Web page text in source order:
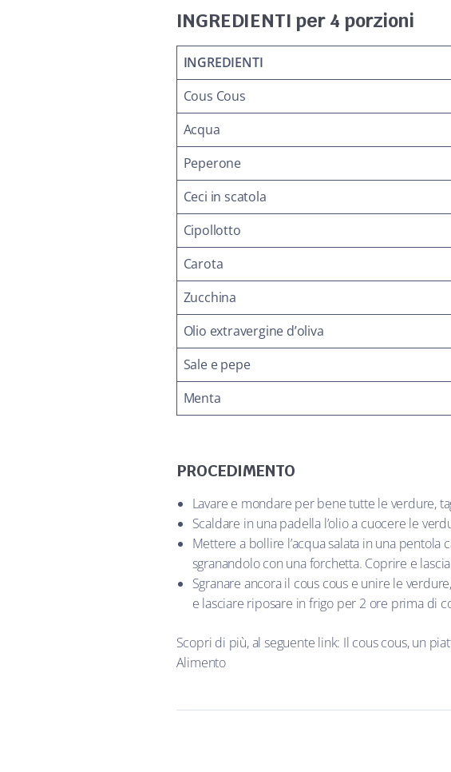
INGREDIENTI per 4 porzioni
INGREDIENTI
Cous Cous
Acqua
Peperone
Ceci in scatola
Cipollotto
Carota
Zucchina
Olio extravergine d’oliva
Sale e pepe
Menta
PROCEDIMENTO
Lavare e mondare per bene tutte le verdure,
Scaldare in una padella l’olio a cuocere le
Mettere a bollire l’acqua salata in una
sgranandolo con una forchetta. Coprire e
Sgranare ancora il cous cous e unire le
e lasciare riposare in frigo per 2 ore prima di
Scopri di più, al seguente link: Il cous cous, un
Alimento